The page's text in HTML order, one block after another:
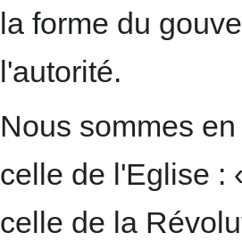
la forme du
l'autorité.
Nous sommes
celle de l'Eglise :
celle de la